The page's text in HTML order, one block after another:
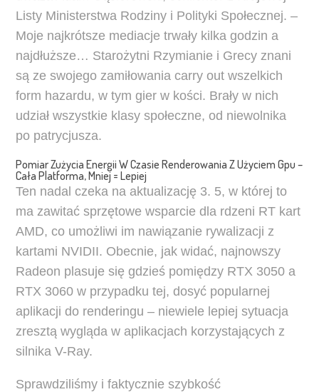
Listy Ministerstwa Rodziny i Polityki Społecznej. –
Moje najkrótsze mediacje trwały kilka godzin a
najdłuższe… Starożytni Rzymianie i Grecy znani
są ze swojego zamiłowania carry out wszelkich
form hazardu, w tym gier w kości. Brały w nich
udział wszystkie klasy społeczne, od niewolnika
po patrycjusza.
Pomiar Zużycia Energii W Czasie Renderowania Z Użyciem Gpu –
Cała Platforma, Mniej = Lepiej
Ten nadal czeka na aktualizację 3. 5, w której to
ma zawitać sprzętowe wsparcie dla rdzeni RT kart
AMD, co umożliwi im nawiązanie rywalizacji z
kartami NVIDII. Obecnie, jak widać, najnowszy
Radeon plasuje się gdzieś pomiędzy RTX 3050 a
RTX 3060 w przypadku tej, dosyć popularnej
aplikacji do renderingu – niewiele lepiej sytuacja
zresztą wygląda w aplikacjach korzystających z
silnika V-Ray.
Sprawdziliśmy i faktycznie szybkość